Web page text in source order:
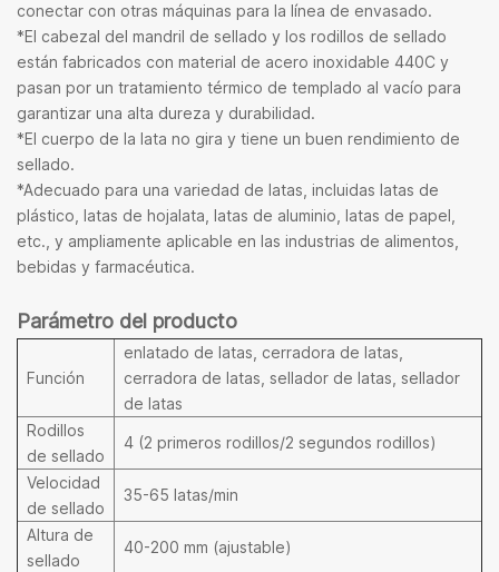
conectar con otras máquinas para la línea de envasado.
*El cabezal del mandril de sellado y los rodillos de sellado
están fabricados con material de acero inoxidable 440C y
pasan por un tratamiento térmico de templado al vacío para
garantizar una alta dureza y durabilidad.
*El cuerpo de la lata no gira y tiene un buen rendimiento de
sellado.
*Adecuado para una variedad de latas, incluidas latas de
plástico, latas de hojalata, latas de aluminio, latas de papel,
etc., y ampliamente aplicable en las industrias de alimentos,
bebidas y farmacéutica.
Parámetro del producto
Función
enlatado de latas, cerradora de latas,
cerradora de latas, sellador de latas, sellador
de latas
Rodillos
de sellado
4 (2 primeros rodillos/2 segundos rodillos)
Velocidad
de sellado
35-65 latas/min
Altura de
sellado
40-200 mm (ajustable)